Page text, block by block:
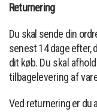
Returnering
Du skal sende din
senest 14 dage efter,
dit køb. Du skal
tilbagelevering af
Ved returnering er du